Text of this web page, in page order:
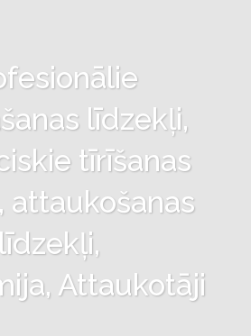
līdzekļi,
tīrīšanas
attaukošanas
līdzekļi,
Attaukotāji